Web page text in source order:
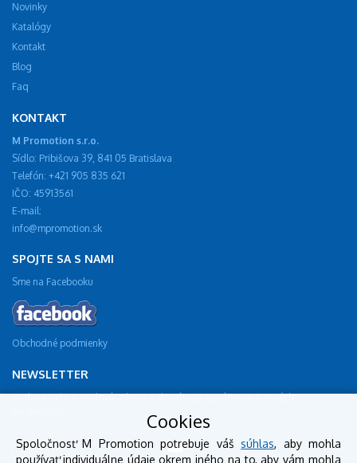
Novinky
Katalógy
Kontakt
Blog
Faq
KONTAKT
M Promotion s.r.o.
Sídlo: Pribišova 39, 841 05 Bratislava
Telefón: +421 905 835 621
IČO: 45913561
E-mail:
info@mpromotion.sk
SPOJTE SA S NAMI
Sme na Facebooku
Obchodné podmienky
NEWSLETTER
Zadajte vašu e-mailovú adresu a dostávajte oznámenie o nových
Cookies
Spoločnosť M Promotion potrebuje vášsúhlas, aby mohla
používať individuálne údaje okrem iného na to, aby vám mohla